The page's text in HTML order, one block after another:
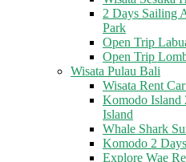
2 Days Sailing
Park
Open Trip
Open Trip
Wisata Pulau Bali
Wisata Rent
Komodo Island
Island
Whale Shark
Komodo 2
Explore Wae